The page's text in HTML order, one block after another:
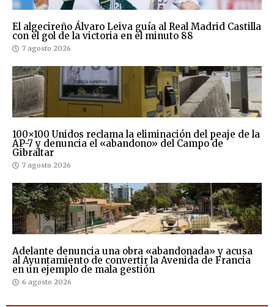
El algecireño Álvaro Leiva guía al Real Madrid Castilla
con el gol de la victoria en el minuto 88
7 agosto 2026
100×100 Unidos reclama la eliminación del peaje de la
AP-7 y denuncia el «abandono» del Campo de
Gibraltar
7 agosto 2026
Adelante denuncia una obra «abandonada» y acusa
al Ayuntamiento de convertir la Avenida de Francia
en un ejemplo de mala gestión
6 agosto 2026